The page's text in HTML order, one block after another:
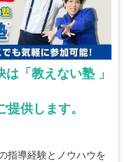
「教えない塾 」
供します。
指導経験とノウハウを